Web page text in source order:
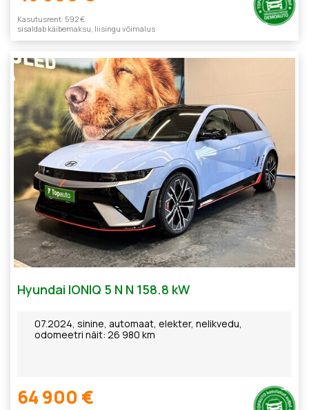
Kasutusrent: 592 €
sisaldab käibemaksu, liisingu võimalus
Hyundai IONIQ 5 N N 158.8 kW
07.2024, sinine, automaat, elekter, nelikvedu,
odomeetri näit: 26 980 km
64 900 €